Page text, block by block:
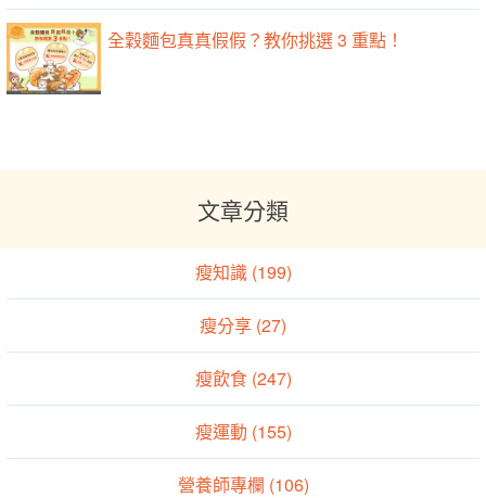
全穀麵包真真假假？教你挑選 3 重點！
文章分類
瘦知識 (199)
瘦分享 (27)
瘦飲食 (247)
瘦運動 (155)
營養師專欄 (106)